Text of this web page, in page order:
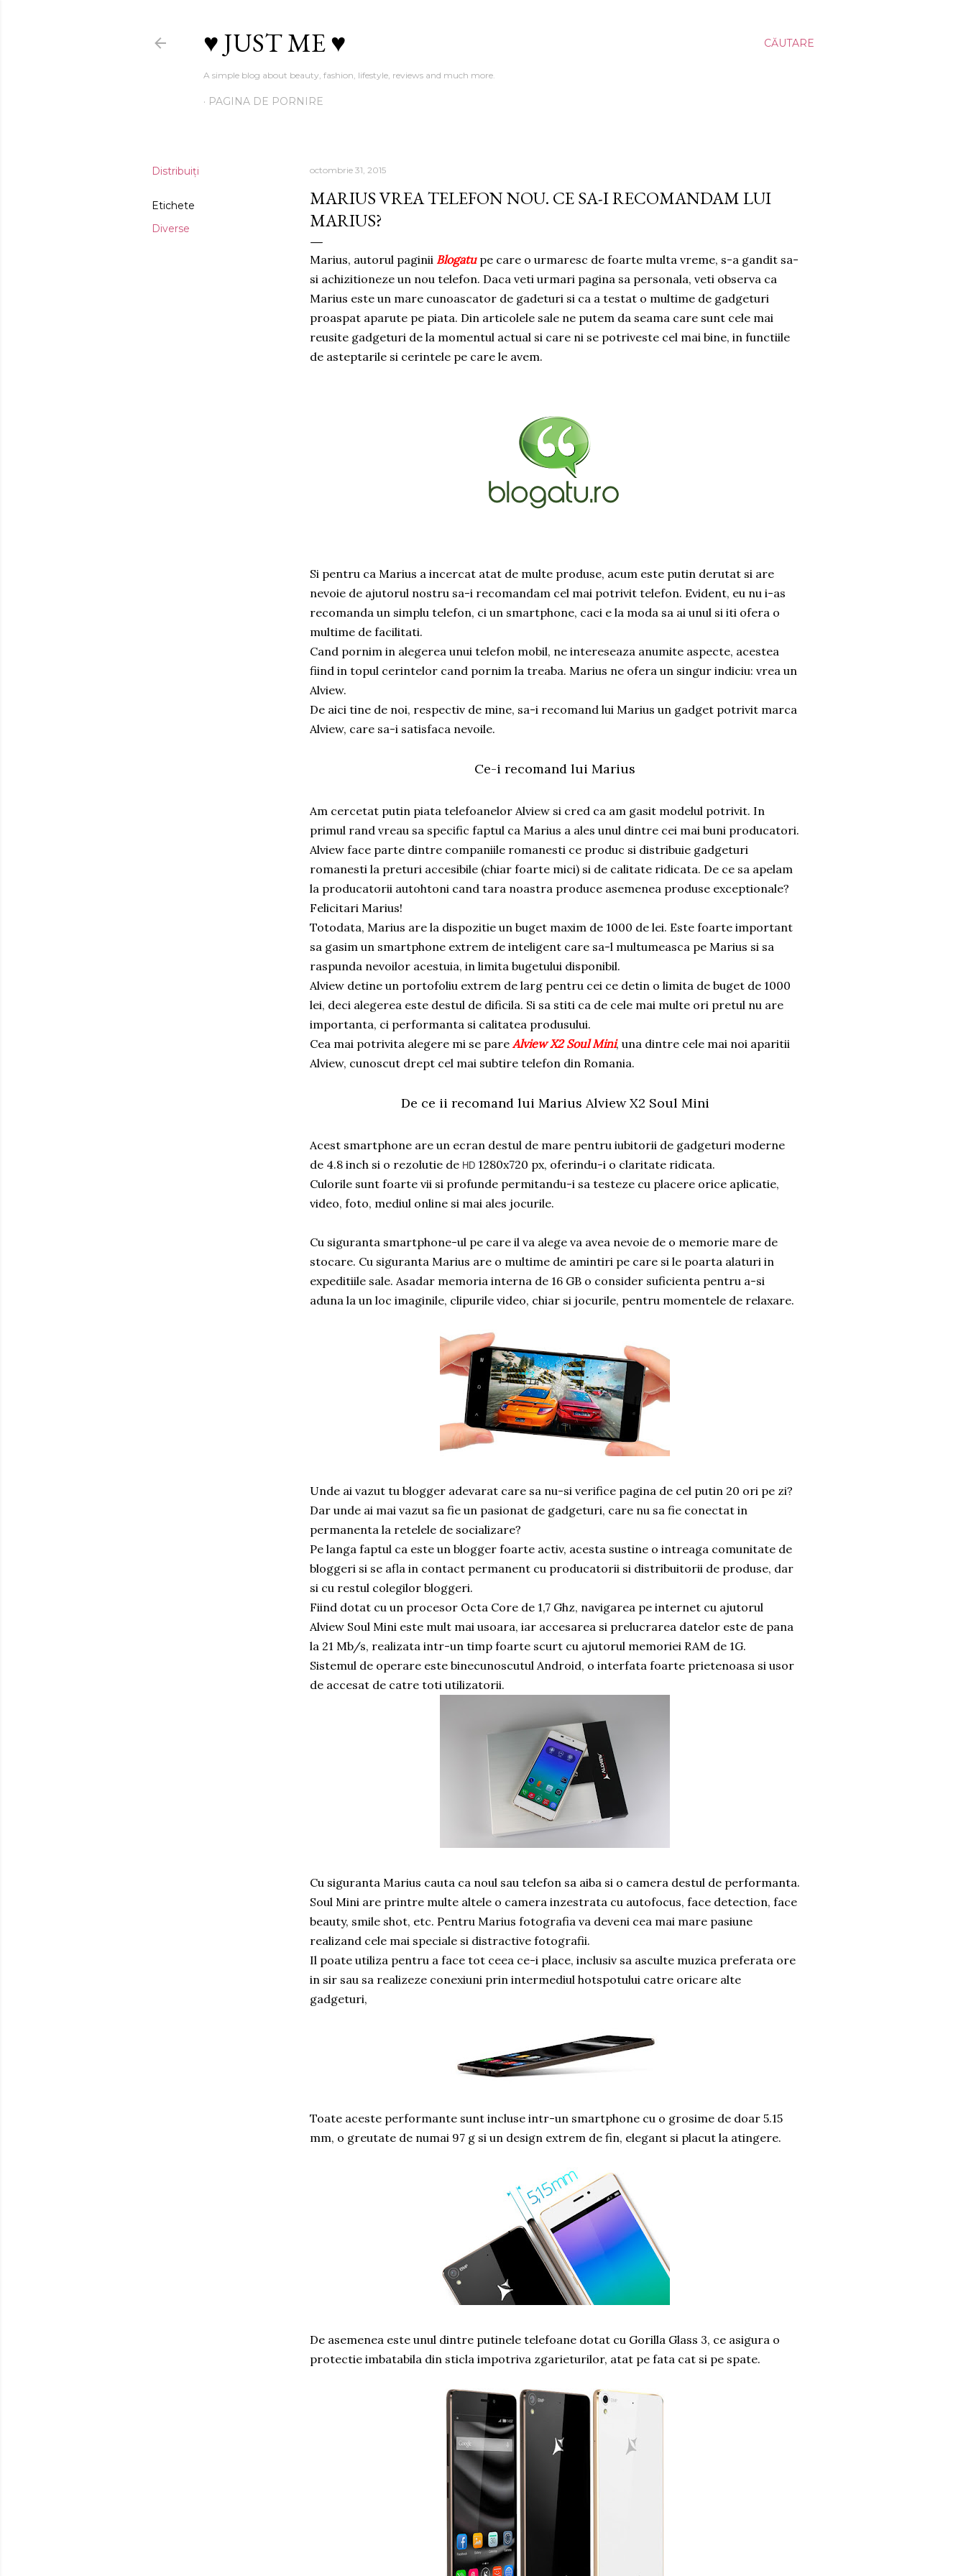
CĂUTARE
♥ JUST ME ♥
A simple blog about beauty, fashion, lifestyle, reviews and much more.
PAGINA DE PORNIRE
Distribuiți
Etichete
Diverse
octombrie 31, 2015
MARIUS VREA TELEFON NOU. CE SA-I RECOMANDAM LUI
MARIUS?
Marius, autorul paginii Blogatupe care o urmaresc de foarte multa vreme, s-a gandit sa-
si achizitioneze un nou telefon. Daca veti urmari pagina sa personala, veti observa ca
Marius este un mare cunoascator de gadeturi si ca a testat o multime de gadgeturi
proaspat aparute pe piata. Din articolele sale ne putem da seama care sunt cele mai
reusite gadgeturi de la momentul actual si care ni se potriveste cel mai bine, in functiile
de asteptarile si cerintele pe care le avem.
Si pentru ca Marius a incercat atat de multe produse, acum este putin derutat si are
nevoie de ajutorul nostru sa-i recomandam cel mai potrivit telefon. Evident, eu nu i-as
recomanda un simplu telefon, ci un smartphone, caci e la moda sa ai unul si iti ofera o
multime de facilitati.
Cand pornim in alegerea unui telefon mobil, ne intereseaza anumite aspecte, acestea
fiind in topul cerintelor cand pornim la treaba. Marius ne ofera un singur indiciu: vrea un
Alview.
De aici tine de noi, respectiv de mine, sa-i recomand lui Marius un gadget potrivit marca
Alview, care sa-i satisfaca nevoile.
Ce-i recomand lui Marius
Am cercetat putin piata telefoanelor Alview si cred ca am gasit modelul potrivit. In
primul rand vreau sa specific faptul ca Marius a ales unul dintre cei mai buni producatori.
Alview face parte dintre companiile romanesti ce produc si distribuie gadgeturi
romanesti la preturi accesibile (chiar foarte mici) si de calitate ridicata. De ce sa apelam
la producatorii autohtoni cand tara noastra produce asemenea produse exceptionale?
Felicitari Marius!
Totodata, Marius are la dispozitie un buget maxim de 1000 de lei. Este foarte important
sa gasim un smartphone extrem de inteligent care sa-l multumeasca pe Marius si sa
raspunda nevoilor acestuia, in limita bugetului disponibil.
Alview detine un portofoliu extrem de larg pentru cei ce detin o limita de buget de 1000
lei, deci alegerea este destul de dificila. Si sa stiti ca de cele mai multe ori pretul nu are
importanta, ci performanta si calitatea produsului.
Cea mai potrivita alegere mi se pare Alview X2 Soul Mini, una dintre cele mai noi aparitii
Alview, cunoscut drept cel mai subtire telefon din Romania.
De ce ii recomand lui Marius Alview X2 Soul Mini
Acest smartphone are un ecran destul de mare pentru iubitorii de gadgeturi moderne
de 4.8 inch si o rezolutie de HD 1280x720 px, oferindu-i o claritate ridicata.
Culorile sunt foarte vii si profunde permitandu-i sa testeze cu placere orice aplicatie,
video, foto, mediul online si mai ales jocurile.
Cu siguranta smartphone-ul pe care il va alege va avea nevoie de o memorie mare de
stocare. Cu siguranta Marius are o multime de amintiri pe care si le poarta alaturi in
expeditiile sale. Asadar memoria interna de 16 GB o consider suficienta pentru a-si
aduna la un loc imaginile, clipurile video, chiar si jocurile, pentru momentele de relaxare.
Unde ai vazut tu blogger adevarat care sa nu-si verifice pagina de cel putin 20 ori pe zi?
Dar unde ai mai vazut sa fie un pasionat de gadgeturi, care nu sa fie conectat in
permanenta la retelele de socializare?
Pe langa faptul ca este un blogger foarte activ, acesta sustine o intreaga comunitate de
bloggeri si se afla in contact permanent cu producatorii si distribuitorii de produse, dar
si cu restul colegilor bloggeri.
Fiind dotat cu un procesor Octa Core de 1,7 Ghz, navigarea pe internet cu ajutorul
Alview Soul Mini este mult mai usoara, iar accesarea si prelucrarea datelor este de pana
la 21 Mb/s, realizata intr-un timp foarte scurt cu ajutorul memoriei RAM de 1G.
Sistemul de operare este binecunoscutul Android, o interfata foarte prietenoasa si usor
de accesat de catre toti utilizatorii.
Cu siguranta Marius cauta ca noul sau telefon sa aiba si o camera destul de performanta.
Soul Mini are printre multe altele o camera inzestrata cu autofocus, face detection, face
beauty, smile shot, etc. Pentru Marius fotografia va deveni cea mai mare pasiune
realizand cele mai speciale si distractive fotografii.
Il poate utiliza pentru a face tot ceea ce-i place, inclusiv sa asculte muzica preferata ore
in sir sau sa realizeze conexiuni prin intermediul hotspotului catre oricare alte
gadgeturi,
Toate aceste performante sunt incluse intr-un smartphone cu o grosime de doar 5.15
mm, o greutate de numai 97 g si un design extrem de fin, elegant si placut la atingere.
De asemenea este unul dintre putinele telefoane dotat cu Gorilla Glass 3, ce asigura o
protectie imbatabila din sticla impotriva zgarieturilor, atat pe fata cat si pe spate.